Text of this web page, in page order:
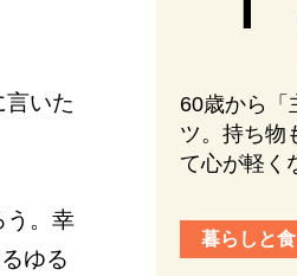
いた
う。幸
ゆる
60歳から「
ツ。持ち物
て心が軽く
暮らしと食